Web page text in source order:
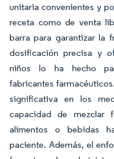
unitaria convenientes y
receta como de venta
barra para garantizar la
dosificación precisa y
niños lo ha hecho
fabricantes
significativa en los
capacidad de mezclar
alimentos o bebidas
paciente. Además, el